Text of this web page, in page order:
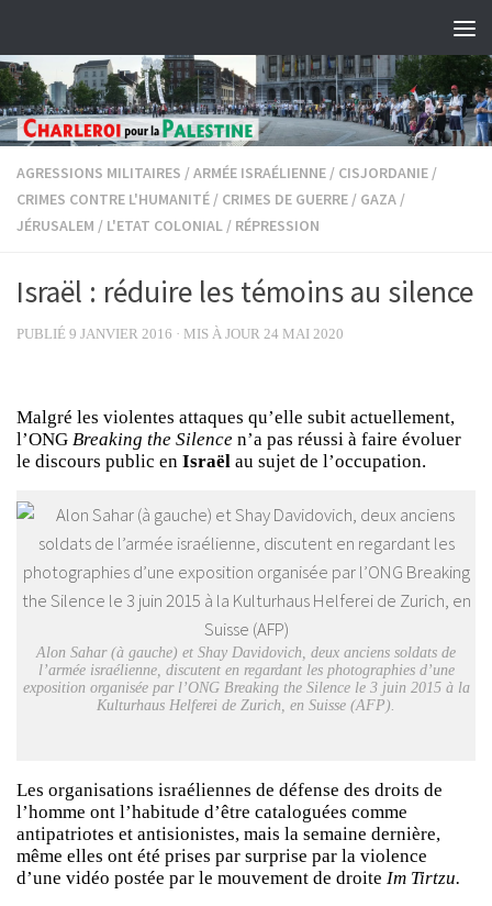
AGRESSIONS MILITAIRES /ARMÉE ISRAÉLIENNE / CISJORDANIE /
CRIMES CONTRE L'HUMANITÉ / CRIMES DE GUERRE / GAZA /
JÉRUSALEM / L'ETAT COLONIAL / RÉPRESSION
Israël : réduire les témoins au silence
PUBLIÉ 9 JANVIER 2016 · MIS À JOUR 24 MAI 2020
Malgré les violentes attaques qu’elle subit actuellement,
l’ONG Breaking the Silence n’a pas réussi à faire évoluer
le discours public en Israël au sujet de l’occupation.
Alon Sahar (à gauche) et Shay Davidovich, deux anciens soldats de
l’armée israélienne, discutent en regardant les photographies d’une
exposition organisée par l’ONG Breaking the Silence le 3 juin 2015 à la
Kulturhaus Helferei de Zurich, en Suisse (AFP).
Les organisations israéliennes de défense des droits de
l’homme ont l’habitude d’être cataloguées comme
antipatriotes et antisionistes, mais la semaine dernière,
même elles ont été prises par surprise par la violence
d’une vidéo postée par le mouvement de droite Im Tirtzu.